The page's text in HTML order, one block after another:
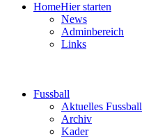
HomeHier starten
News
Adminbereich
Links
Fussball
Aktuelles Fussball
Archiv
Kader